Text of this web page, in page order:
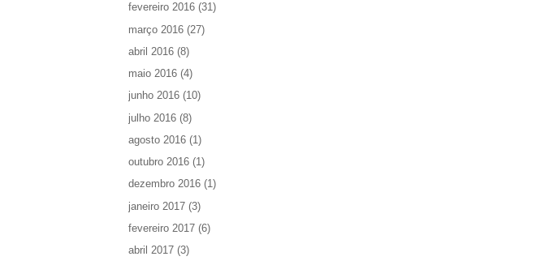
fevereiro 2016 (31)
março 2016 (27)
abril 2016 (8)
maio 2016 (4)
junho 2016 (10)
julho 2016 (8)
agosto 2016 (1)
outubro 2016 (1)
dezembro 2016 (1)
janeiro 2017 (3)
fevereiro 2017 (6)
abril 2017 (3)